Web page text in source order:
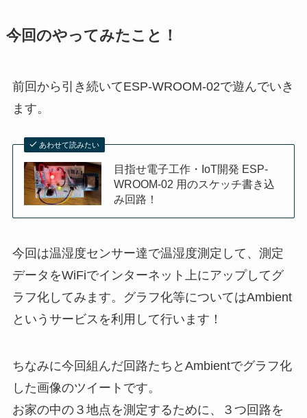
今回のやってみたこと！
前回から引き続いてESP-WROOM-02で遊んでいき
ます。
あわせて読みたい
目指せ電子工作・IoT開発 ESP-
WROOM-02 用のスケッチ書き込
み回路！
今回は温湿度センサー達で温湿度測定して、測定
データをWiFiでインターネット上にアップしてグ
ラフ化してみます。グラフ化等についてはAmbient
というサービスを利用して行います！
ちなみに今回組んだ回路たちとAmbientでグラフ化
した画像のツイートです。
お家の中の３地点を測定するために、３つ回路を